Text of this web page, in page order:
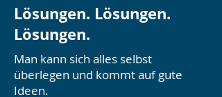
Lösungen. Lösungen.
Lösungen.
Man kann sich alles selbst
überlegen und kommt auf gute
Ideen.